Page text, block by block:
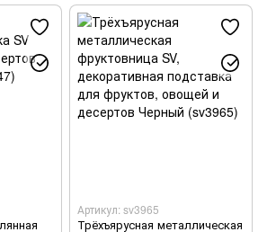
Артикул: sv3965
Трёхъярусная металлическая